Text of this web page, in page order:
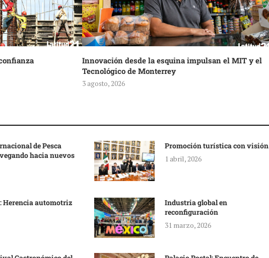
Innovación desde la esquina impulsan el MIT y el
Tecnológico de Monterrey
3 agosto, 2026
de Pesca
hacia nuevos
Promoción turística con visión
1 abril, 2026
Herencia automotriz
Industria global en
reconfiguración
31 marzo, 2026